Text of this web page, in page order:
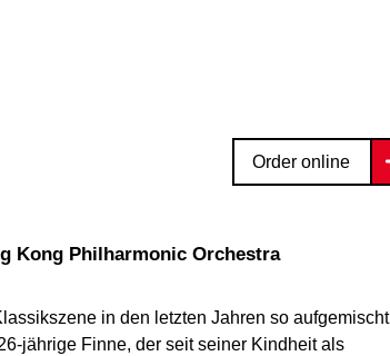
Order online
Kong Philharmonic Orchestra
in den letzten Jahren so aufgemischt
jährige Finne, der seit seiner Kindheit als